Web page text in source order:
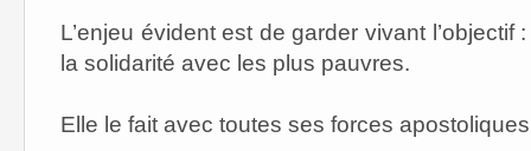
L’enjeu évident est de garder vivant l’objectif
la solidarité avec les plus pauvres.
Elle le fait avec toutes ses forces